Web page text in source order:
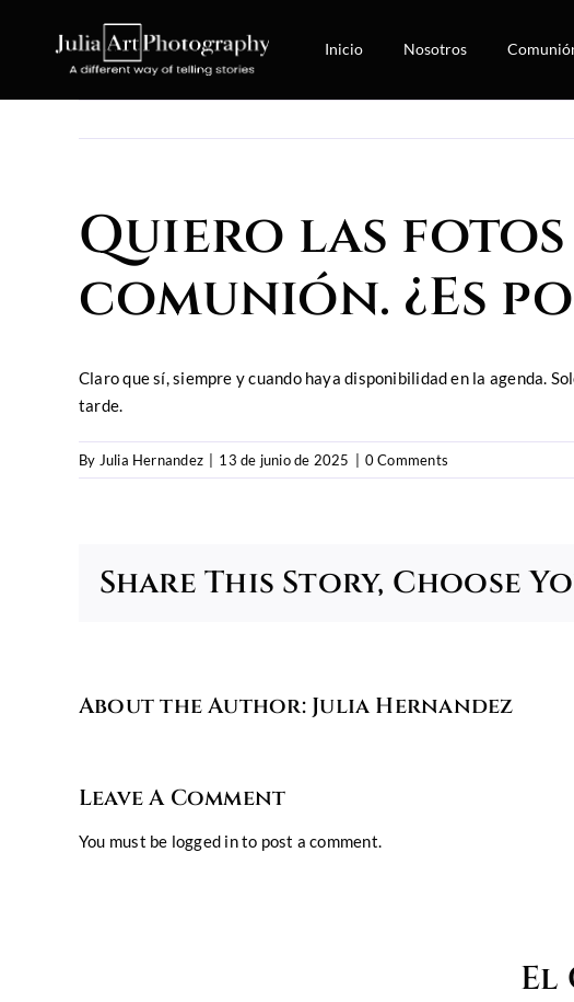
Inicio Nosotros
Quiero las
comunión. ¿Es
Claro que sí, siempre y cuando haya disponibilidad en la agenda.
tarde.
By Julia Hernandez 13 de junio de 2025 0 Comments
Share This Story, Choose
About the Author: Julia Hernandez
Leave A Comment
You must be logged into post a comment.
El